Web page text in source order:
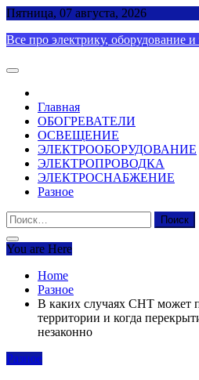
Skip
content
Пятница, 07 августа, 2026
Все про электрику, оборудование
Главная
ОБОГРЕВАТЕЛИ
ОСВЕЩЕНИЕ
ЭЛЕКТРООБОРУДОВАНИЕ
ЭЛЕКТРОПРОВОДКА
ЭЛЕКТРОСНАБЖЕНИЕ
Разное
Найти:
You are Here
Home
Разное
В каких случаях СНТ может
территории и когда
незаконно
Разное